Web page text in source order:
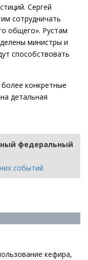
Сергей
сотрудничать
общего». Рустам
министры и
способствовать
конкретные
детальная
федеральный
событий
кефира,